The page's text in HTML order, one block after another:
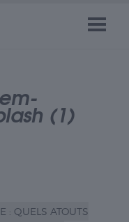
(1)
: QUELS ATOUTS